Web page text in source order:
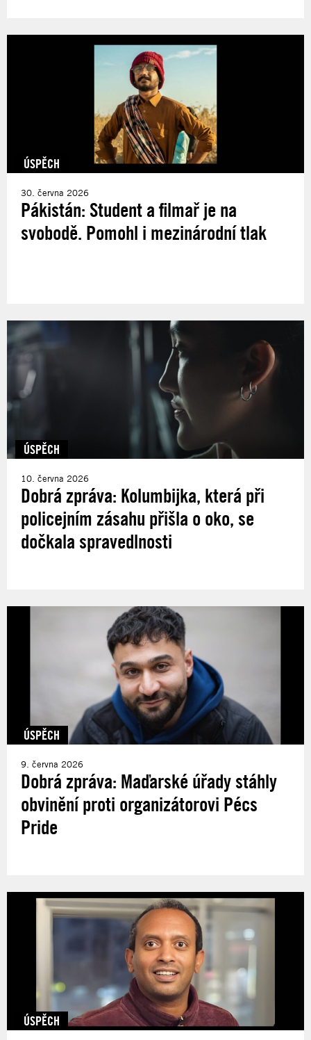
ÚSPĚCH
30. června 2026
Pákistán: Student a filmař je na
svobodě. Pomohl i mezinárodní tlak
ÚSPĚCH
10. června 2026
Dobrá zpráva: Kolumbijka, která při
policejním zásahu přišla o oko, se
dočkala spravedlnosti
ÚSPĚCH
9. června 2026
Dobrá zpráva: Maďarské úřady stáhly
obvinění proti organizátorovi Pécs
Pride
ÚSPĚCH